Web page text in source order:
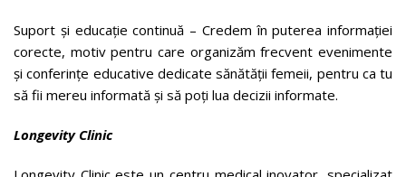
Suport și educație continuă – Credem în puterea informației
corecte, motiv pentru care organizăm frecvent evenimente
și conferințe educative dedicate sănătății femeii, pentru ca tu
să fii mereu informată și să poți lua decizii informate.
Longevity Clinic